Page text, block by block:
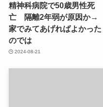
精神科病院で50歳男性死
亡 隔離2年弱が原因か→
家でみてあげればよかった
のでは
2024-08-21